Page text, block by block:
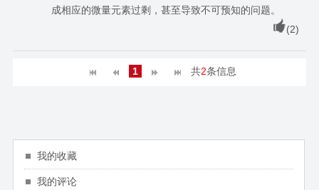
成相应的微量元素过剩，甚至导致不可预知的问题。
(2)
1 共2条信息
我的收藏
我的评论